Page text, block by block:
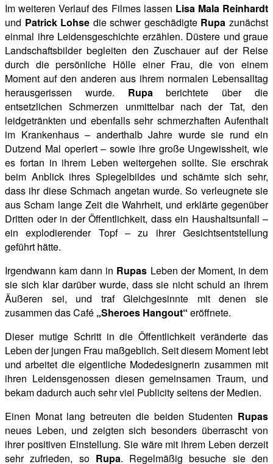
Im weiteren Verlauf des Filmes lassen Lisa Mala Reinhardt
und Patrick Lohse die schwer geschädigte Rupa zunächst
einmal ihre Leidensgeschichte erzählen. Düstere und graue
Landschaftsbilder begleiten den Zuschauer auf der Reise
durch die persönliche Hölle einer Frau, die von einem
Moment auf den anderen aus ihrem normalen Lebensalltag
herausgerissen wurde. Rupaberichtete über die
entsetzlichen Schmerzen unmittelbar nach der Tat, den
leidgetränkten und ebenfalls sehr schmerzhaften Aufenthalt
im Krankenhaus – anderthalb Jahre wurde sie rund ein
Dutzend Mal operiert – sowie ihre große Ungewissheit, wie
es fortan in ihrem Leben weitergehen sollte. Sie erschrak
beim Anblick ihres Spiegelbildes und schämte sich sehr,
dass ihr diese Schmach angetan wurde. So verleugnete sie
aus Scham langeZeit die Wahrheit, und erklärte gegenüber
Dritten oder in der Öffentlichkeit, dass ein Haushaltsunfall –
ein explodierender Topf – zu ihrer Gesichtsentstellung
geführt hätte.
Irgendwann kam dann in Rupas Leben der Moment, in dem
sie sich klar darüber wurde, dass sie nicht schuld an ihrem
Äußeren sei, und traf Gleichgesinnte mit denen sie
zusammen das Café „Sheroes Hangout“ eröffnete.
Dieser mutige Schritt in die Öffentlichkeit veränderte das
Leben der jungen Frau maßgeblich. Seit diesem Moment lebt
und arbeitet die eigentliche Modedesignerin zusammen mit
ihren Leidensgenossen diesen gemeinsamen Traum, und
bekam dadurch auch sehr viel Publicity seitens der Medien.
Einen Monat lang betreuten die beiden Studenten Rupas
neues Leben, und zeigten sich besonders überrascht von
ihrer positiven Einstellung. Sie wäre mit ihrem Leben derzeit
sehr zufrieden, so Rupa. Regelmäßig besuche sie den